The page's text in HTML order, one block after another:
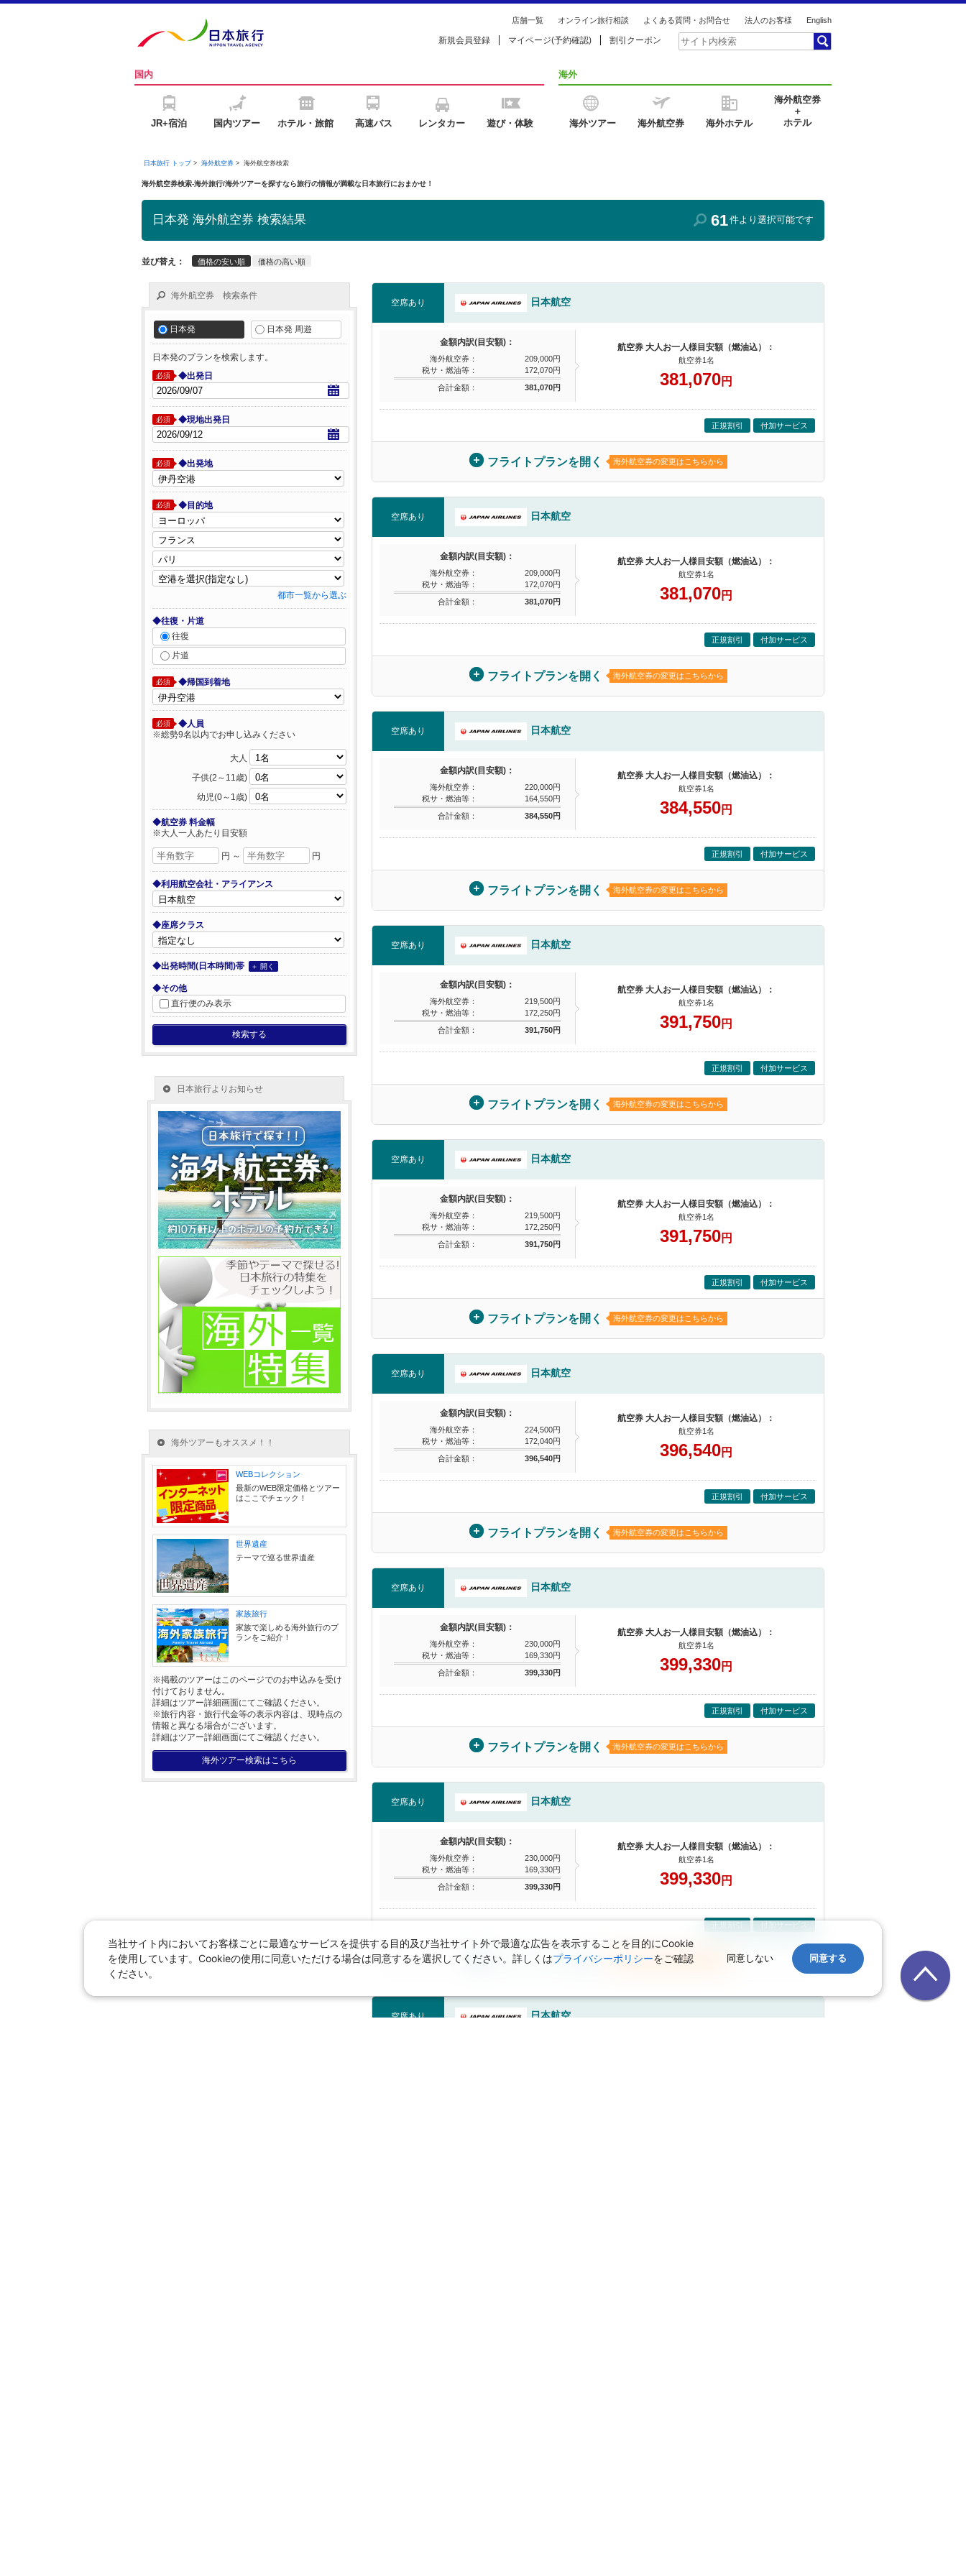
店舗一覧 オンライン旅行相談 よくある質問・お問合せ 法人のお客様 English
新規会員登録 マイページ(予約確認) 割引クーポン
国内
JR+宿泊 国内ツアー ホテル・旅館 高速バス レンタカー 遊び・体験
海外
海外ツアー 海外航空券 海外ホテル
海外航空券
＋
ホテル
日本旅行 トップ> 海外航空券> 海外航空券検索
海外航空券検索-海外旅行/海外ツアーを探すなら旅行の情報が満載な日本旅行におまかせ！
日本発 海外航空券 検索結果 61件より選択可能です
並び替え： 価格の安い順 価格の高い順
空席あり 日本航空
金額内訳(目安額)：
海外航空券：
209,000円
税サ・燃油等：
172,070円
合計金額：
381,070円
航空券 大人お一人様目安額（燃油込）：
航空券1名
381,070円
正規割引 付加サービス
フライトプランを開く 海外航空券の変更はこちらから
空席あり 日本航空
金額内訳(目安額)：
海外航空券：
209,000円
税サ・燃油等：
172,070円
合計金額：
381,070円
航空券 大人お一人様目安額（燃油込）：
航空券1名
381,070円
正規割引 付加サービス
フライトプランを開く 海外航空券の変更はこちらから
空席あり 日本航空
金額内訳(目安額)：
海外航空券：
220,000円
税サ・燃油等：
164,550円
合計金額：
384,550円
航空券 大人お一人様目安額（燃油込）：
航空券1名
384,550円
正規割引 付加サービス
フライトプランを開く 海外航空券の変更はこちらから
空席あり 日本航空
金額内訳(目安額)：
海外航空券：
219,500円
税サ・燃油等：
172,250円
合計金額：
391,750円
航空券 大人お一人様目安額（燃油込）：
航空券1名
391,750円
正規割引 付加サービス
フライトプランを開く 海外航空券の変更はこちらから
空席あり 日本航空
金額内訳(目安額)：
海外航空券：
219,500円
税サ・燃油等：
172,250円
合計金額：
391,750円
航空券 大人お一人様目安額（燃油込）：
航空券1名
391,750円
正規割引 付加サービス
フライトプランを開く 海外航空券の変更はこちらから
空席あり 日本航空
金額内訳(目安額)：
海外航空券：
224,500円
税サ・燃油等：
172,040円
合計金額：
396,540円
航空券 大人お一人様目安額（燃油込）：
航空券1名
396,540円
正規割引 付加サービス
フライトプランを開く 海外航空券の変更はこちらから
空席あり 日本航空
金額内訳(目安額)：
海外航空券：
230,000円
税サ・燃油等：
169,330円
合計金額：
399,330円
航空券 大人お一人様目安額（燃油込）：
航空券1名
399,330円
正規割引 付加サービス
フライトプランを開く 海外航空券の変更はこちらから
空席あり 日本航空
金額内訳(目安額)：
海外航空券：
230,000円
税サ・燃油等：
169,330円
合計金額：
399,330円
航空券 大人お一人様目安額（燃油込）：
航空券1名
399,330円
付加サービス
フライトプランを開く 海外航空券の変更はこちらから
空席あり 日本航空
海外航空券 検索条件
日本発 日本発 周遊
日本発のプランを検索します。
必須 ◆出発日
必須 ◆現地出発日
必須 ◆出発地
必須 ◆目的地
都市一覧から選ぶ
◆往復・片道
往復
片道
必須 ◆帰国到着地
必須
◆人員
※総勢9名以内でお申し込みください
大人
子供(2～11歳)
幼児(0～1歳)
◆航空券 料金幅
※大人一人あたり目安額
円 ～ 円
◆利用航空会社・アライアンス
◆座席クラス
◆出発時間(日本時間)帯 ＋ 開く
◆その他
直行便のみ表示
検索する
海外ツアーもオススメ！！
WEBコレクション
最新のWEB限定価格とツアー
はここでチェック！
世界遺産
テーマで巡る世界遺産
家族旅行
家族で楽しめる海外旅行のプ
ランをご紹介！
※掲載のツアーはこのページでのお申込みを受け
付けておりません。
詳細はツアー詳細画面にてご確認ください。
※旅行内容・旅行代金等の表示内容は、現時点の
情報と異なる場合がございます。
詳細はツアー詳細画面にてご確認ください。
海外ツアー検索はこちら
当社サイト内においてお客様ごとに最適なサービスを提供する目的及び当社サイト外で最適な広告を表示することを目的にCookie
を使用しています。Cookieの使用に同意いただける場合は同意するを選択してください。詳しくはプライバシーポリシーをご確認
ください。
同意しない 同意する